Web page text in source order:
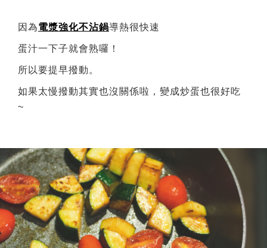
因為電漿強化不沾鍋導熱很快速
蛋汁一下子就會熟囉！
所以要提早撥動。
如果太慢撥動其實也沒關係啦，變成炒蛋也很好吃
~